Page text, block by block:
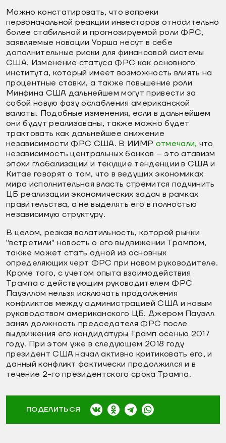
Можно констатировать, что вопреки
первоначальной реакции инвесторов относительно
более стабильной и прогнозируемой роли ФРС,
заявляемые новации Уорша несут в себе
дополнительные риски для финансовой системы
США. Изменение статуса ФРС как основного
института, который имеет возможность влиять на
процентные ставки, а также повышение роли
Минфина США дальнейшем могут привести за
собой новую фазу ослабления американской
валюты. Подобные изменения, если в дальнейшем
они будут реализованы, также можно будет
трактовать как дальнейшее снижение
независимости ФРС США. В ИИМР отмечали, что
независимость центральных банков – это атавизм
эпохи глобализации и текущие тенденции в США и
Китае говорят о том, что в ведущих экономиках
мира исполнительная власть стремится подчинить
ЦБ реализации экономических задач в рамках
правительства, а не выделять его в полностью
независимую структуру.
В целом, резкая волатильность, которой рынки
"встретили" новость о его выдвижении Трампом,
также может стать одной из основных
определяющих черт ФРС при новом руководителе.
Кроме того, с учетом опыта взаимодействия
Трампа с действующим руководителем ФРС
Пауэллом нельзя исключать продолжения
конфликтов между администрацией США и новым
руководством американского ЦБ. Джером Пауэлл
занял должность председателя ФРС после
выдвижения его кандидатуры Трамп осенью 2017
году. При этом уже в следующем 2018 году
президент США начал активно критиковать его, и
данный конфликт фактически продолжился и в
течение 2-го президентского срока Трампа.
ПОДЕЛИТЬСЯ